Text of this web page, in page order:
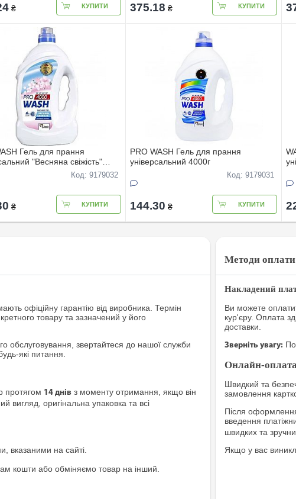
₴ КУПИТИ 375.18 ₴ КУПИТИ
Гель для прання
"Весняна свіжість"
Код: 9179032
₴ КУПИТИ
PRO WASH Гель для прання
універсальний 4000г
Код: 9179031
144.30 ₴ КУПИТИ
офіційну гарантію від виробника. Термін
товару та зазначений у його
обслуговування, звертайтеся до нашої служби
які питання.
протягом 14 днів з моменту отримання, якщо він
вигляд, оригінальна упаковка та всі
вказаними на сайті.
кошти або обміняємо товар на інший.
Методи оплати
Накладений
Ви можете
кур'єру. Оплата
доставки.
Зверніть увагу:
Онлайн-
Швидкий та
замовлення
Після
введення
швидких та
Якщо у вас